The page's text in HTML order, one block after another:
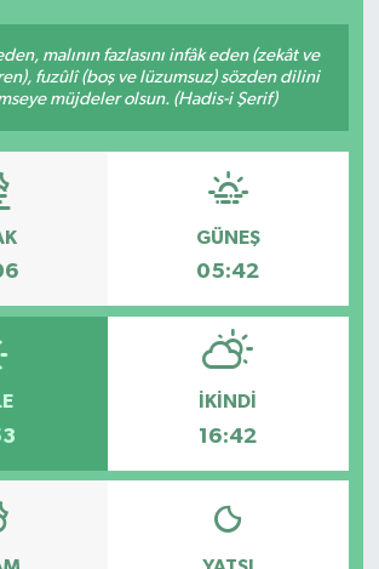
malının fazlasını infâk eden (zekât ve
fuzûlî (boş ve lüzumsuz) sözden dilini
müjdeler olsun. (Hadis-i Şerif)
GÜNEŞ
05:42
İKINDI
16:42